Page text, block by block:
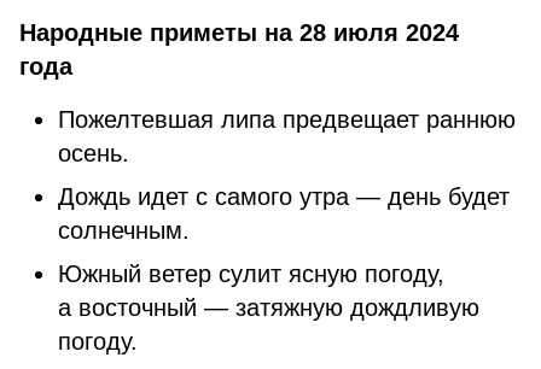
Народные приметы на 28 июля 2024
года
Пожелтевшая липа предвещает раннюю
осень.
Дождь идет с самого утра — день будет
солнечным.
Южный ветер сулит ясную погоду,
а восточный — затяжную дождливую
погоду.